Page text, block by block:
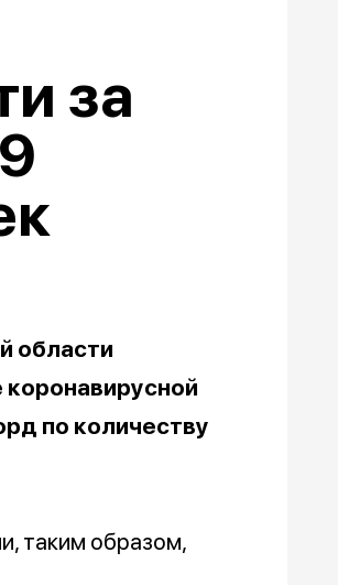
за
области
по количеству
таким образом,